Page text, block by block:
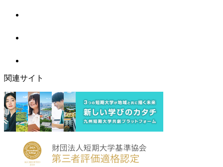
関連サイト